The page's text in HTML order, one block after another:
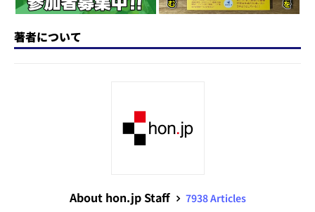
著者について
About hon.jp Staff
7938 Articles